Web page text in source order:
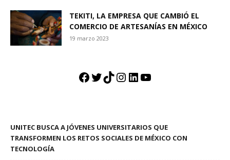
TEKITI, LA EMPRESA QUE CAMBIÓ EL
COMERCIO DE ARTESANÍAS EN MÉXICO
19 marzo 2023
Facebook
Twitter
TikTok
Instagram
LinkedIn
YouTube
UNITEC BUSCA A JÓVENES UNIVERSITARIOS QUE
TRANSFORMEN LOS RETOS SOCIALES DE MÉXICO CON
TECNOLOGÍA